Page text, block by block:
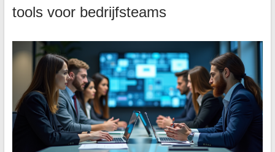
tools voor bedrijfsteams